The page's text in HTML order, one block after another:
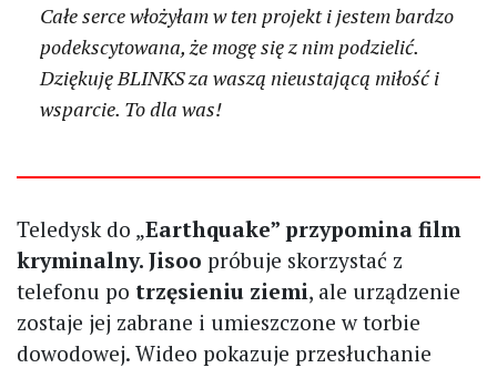
Całe serce włożyłam w ten projekt i jestem bardzo
podekscytowana, że mogę się z nim podzielić.
Dziękuję BLINKS za waszą nieustającą miłość i
wsparcie. To dla was!
Teledysk do „Earthquake” przypomina film
kryminalny. Jisoo próbuje skorzystać z
telefonu po trzęsieniu ziemi, ale urządzenie
zostaje jej zabrane i umieszczone w torbie
dowodowej. Wideo pokazuje przesłuchanie